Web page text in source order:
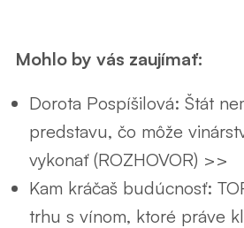
Mohlo by vás zaujímať:
Dorota Pospíšilová: Štát
predstavu, čo môže
vykonať (ROZHOVOR) >>
Kam kráčaš budúcnosť:
trhu s vínom, ktoré práve